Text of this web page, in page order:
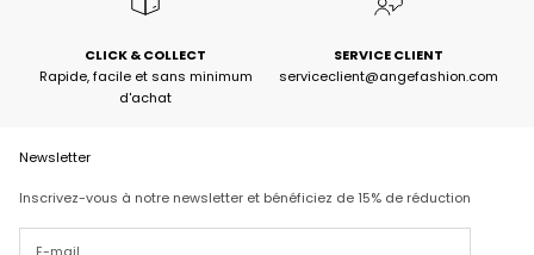
CLICK & COLLECT
Rapide, facile et sans minimum
d'achat
SERVICE CLIENT
serviceclient@angefashion.com
Newsletter
Inscrivez-vous à notre newsletter et bénéficiez de 15% de réduction